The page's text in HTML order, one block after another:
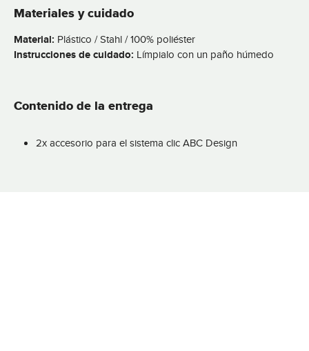
Materiales y cuidado
Material: Plástico / Stahl / 100% poliéster
Instrucciones de cuidado: Límpialo con un paño húmedo
Contenido de la entrega
2x accesorio para el sistema clic ABC Design